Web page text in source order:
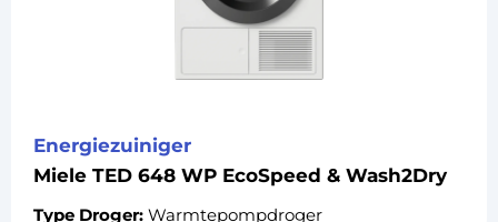
Energiezuiniger
Miele TED 648 WP EcoSpeed & Wash2Dry
Type Droger: Warmtepompdroger